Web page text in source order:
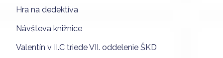
Hra na dedektíva
Návšteva knižnice
Valentín v II.C triede VII. oddelenie ŠKD